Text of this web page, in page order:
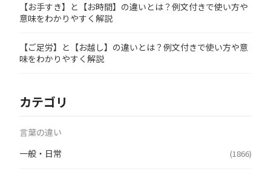
【お手すき】と【お時間】の違いとは？例文付きで使い方や
意味をわかりやすく解説
【ご足労】と【お越し】の違いとは？例文付きで使い方や意
味をわかりやすく解説
カテゴリ
言葉の違い
一般・日常
(1866)